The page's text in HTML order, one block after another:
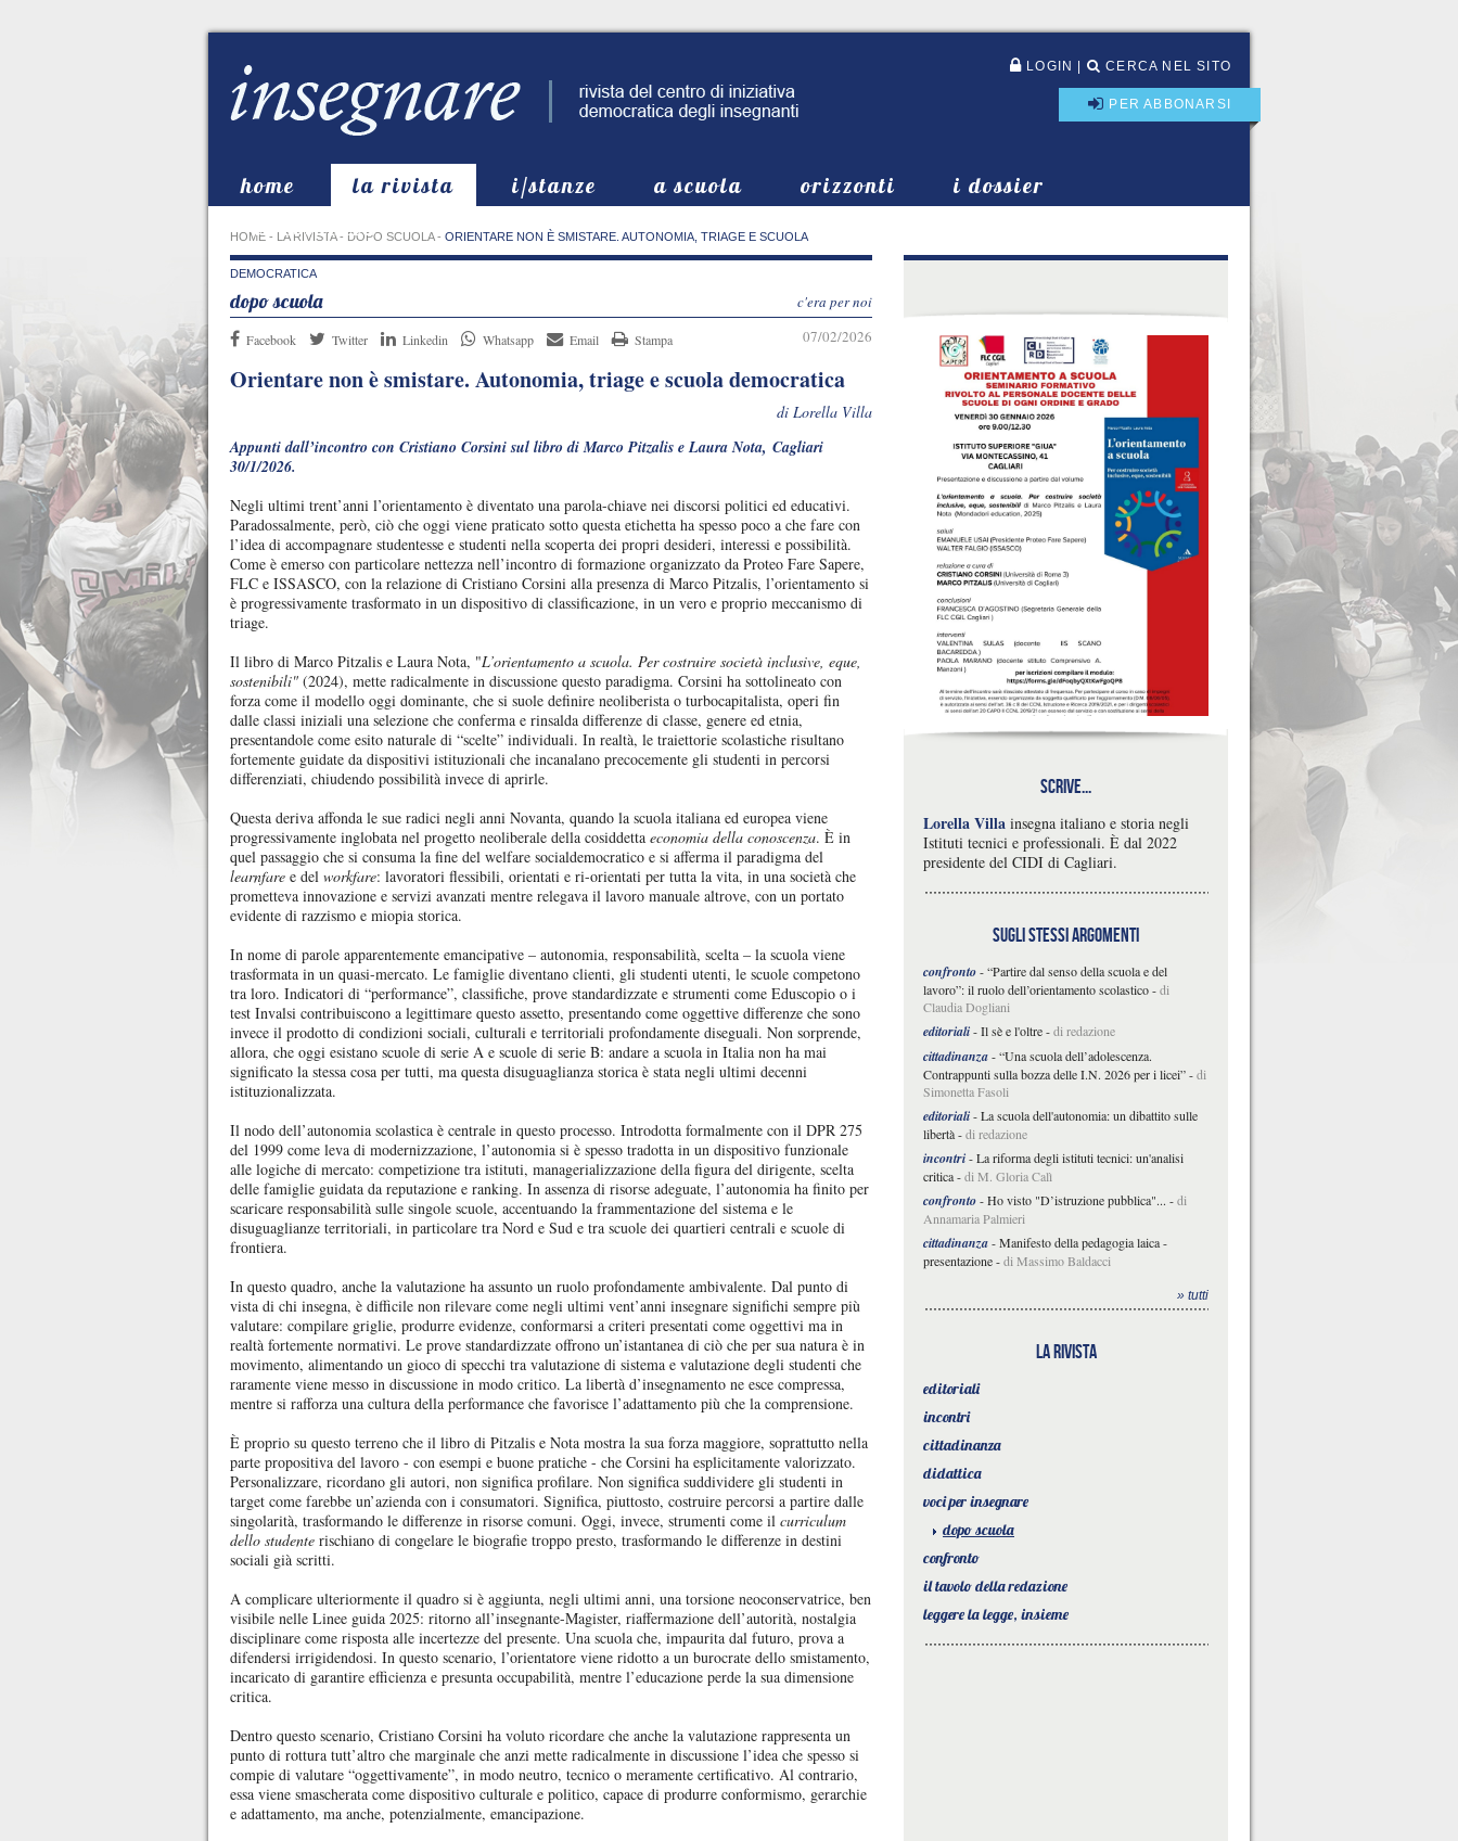
LOGIN CERCA NEL SITO
PER ABBONARSI
home la rivista i/stanze a scuola orizzonti
i dossier
in evidenza
HOME - LA RIVISTA- DOPO SCUOLA- ORIENTARE NON È SMISTARE. AUTONOMIA, TRIAGE E SCUOLA
DEMOCRATICA
c'era per noi
dopo scuola
Facebook Twitter Linkedin Whatsapp Email Stampa 07/02/2026
Orientare non è smistare. Autonomia, triage e scuola democratica
di Lorella Villa
Appunti dall’incontro con Cristiano Corsini sul libro di Marco Pitzalis e Laura Nota, Cagliari
30/1/2026.
Negli ultimi trent’anni l’orientamento è diventato una parola-chiave nei discorsi politici ed educativi.
Paradossalmente, però, ciò che oggi viene praticato sotto questa etichetta ha spesso poco a che fare con
l’idea di accompagnare studentesse e studenti nella scoperta dei propri desideri, interessi e possibilità.
Come è emerso con particolare nettezza nell’incontro di formazione organizzato da Proteo Fare Sapere,
FLC e ISSASCO, con la relazione di Cristiano Corsini alla presenza di Marco Pitzalis, l’orientamento si
è progressivamente trasformato in un dispositivo di classificazione, in un vero e proprio meccanismo di
triage.
Il libro di Marco Pitzalis e Laura Nota, "L’orientamento a scuola. Per costruire società inclusive, eque,
sostenibili" (2024), mette radicalmente in discussione questo paradigma. Corsini ha sottolineato con
forza come il modello oggi dominante, che si suole definire neoliberista o turbocapitalista, operi fin
dalle classi iniziali una selezione che conferma e rinsalda differenze di classe, genere ed etnia,
presentandole come esito naturale di “scelte” individuali. In realtà, le traiettorie scolastiche risultano
fortemente guidate da dispositivi istituzionali che incanalano precocemente gli studenti in percorsi
differenziati, chiudendo possibilità invece di aprirle.
Questa deriva affonda le sue radici negli anni Novanta, quando la scuola italiana ed europea viene
progressivamente inglobata nel progetto neoliberale della cosiddetta economia della conoscenza. È in
quel passaggio che si consuma la fine del welfare socialdemocratico e si afferma il paradigma del
learnfare e del workfare: lavoratori flessibili, orientati e ri-orientati per tutta la vita, in una società che
prometteva innovazione e servizi avanzati mentre relegava il lavoro manuale altrove, con un portato
evidente di razzismo e miopia storica.
In nome di parole apparentemente emancipative – autonomia, responsabilità, scelta – la scuola viene
trasformata in un quasi-mercato. Le famiglie diventano clienti, gli studenti utenti, le scuole competono
tra loro. Indicatori di “performance”, classifiche, prove standardizzate e strumenti come Eduscopio o i
test Invalsi contribuiscono a legittimare questo assetto, presentando come oggettive differenze che sono
invece il prodotto di condizioni sociali, culturali e territoriali profondamente diseguali. Non sorprende,
allora, che oggi esistano scuole di serie A e scuole di serie B: andare a scuola in Italia non ha mai
significato la stessa cosa per tutti, ma questa disuguaglianza storica è stata negli ultimi decenni
istituzionalizzata.
Il nodo dell’autonomia scolastica è centrale in questo processo. Introdotta formalmente con il DPR 275
del 1999 come leva di modernizzazione, l’autonomia si è spesso tradotta in un dispositivo funzionale
alle logiche di mercato: competizione tra istituti, managerializzazione della figura del dirigente, scelta
delle famiglie guidata da reputazione e ranking. In assenza di risorse adeguate, l’autonomia ha finito per
scaricare responsabilità sulle singole scuole, accentuando la frammentazione del sistema e le
disuguaglianze territoriali, in particolare tra Nord e Sud e tra scuole dei quartieri centrali e scuole di
frontiera.
In questo quadro, anche la valutazione ha assunto un ruolo profondamente ambivalente. Dal punto di
vista di chi insegna, è difficile non rilevare come negli ultimi vent’anni insegnare significhi sempre più
valutare: compilare griglie, produrre evidenze, conformarsi a criteri presentati come oggettivi ma in
realtà fortemente normativi. Le prove standardizzate offrono un’istantanea di ciò che per sua natura è in
movimento, alimentando un gioco di specchi tra valutazione di sistema e valutazione degli studenti che
raramente viene messo in discussione in modo critico. La libertà d’insegnamento ne esce compressa,
mentre si rafforza una cultura della performance che favorisce l’adattamento più che la comprensione.
È proprio su questo terreno che il libro di Pitzalis e Nota mostra la sua forza maggiore, soprattutto nella
parte propositiva del lavoro - con esempi e buone pratiche - che Corsini ha esplicitamente valorizzato.
Personalizzare, ricordano gli autori, non significa profilare. Non significa suddividere gli studenti in
target come farebbe un’azienda con i consumatori. Significa, piuttosto, costruire percorsi a partire dalle
singolarità, trasformando le differenze in risorse comuni. Oggi, invece, strumenti come il curriculum
dello studente rischiano di congelare le biografie troppo presto, trasformando le differenze in destini
sociali già scritti.
A complicare ulteriormente il quadro si è aggiunta, negli ultimi anni, una torsione neoconservatrice, ben
visibile nelle Linee guida 2025: ritorno all’insegnante-Magister, riaffermazione dell’autorità, nostalgia
disciplinare come risposta alle incertezze del presente. Una scuola che, impaurita dal futuro, prova a
difendersi irrigidendosi. In questo scenario, l’orientatore viene ridotto a un burocrate dello smistamento,
incaricato di garantire efficienza e presunta occupabilità, mentre l’educazione perde la sua dimensione
critica.
Dentro questo scenario, Cristiano Corsini ha voluto ricordare che anche la valutazione rappresenta un
punto di rottura tutt’altro che marginale che anzi mette radicalmente in discussione l’idea che spesso si
compie di valutare “oggettivamente”, in modo neutro, tecnico o meramente certificativo. Al contrario,
essa viene smascherata come dispositivo culturale e politico, capace di produrre conformismo, gerarchie
e adattamento, ma anche, potenzialmente, emancipazione.
Scrive...
Lorella Villa insegna italiano e storia negli
Istituti tecnici e professionali. È dal 2022
presidente del CIDI di Cagliari.
sugli stessi argomenti
confronto-“Partire dal senso della scuola e del
lavoro”: il ruolo dell’orientamento scolastico-di
Claudia Dogliani
editoriali-Il sè e l'oltre-di redazione
cittadinanza-“Una scuola dell’adolescenza.
Contrappunti sulla bozza delle I.N. 2026 per i licei”-di
Simonetta Fasoli
editoriali-La scuola dell'autonomia: un dibattito sulle
libertà-di redazione
incontri-La riforma degli istituti tecnici: un'analisi
critica-di M. Gloria Calì
confronto-Ho visto "D’istruzione pubblica"... -di
Annamaria Palmieri
cittadinanza-Manifesto della pedagogia laica -
presentazione-di Massimo Baldacci
» tutti
la rivista
editoriali
incontri
cittadinanza
didattica
voci per insegnare
dopo scuola
confronto
il tavolo della redazione
leggere la legge, insieme